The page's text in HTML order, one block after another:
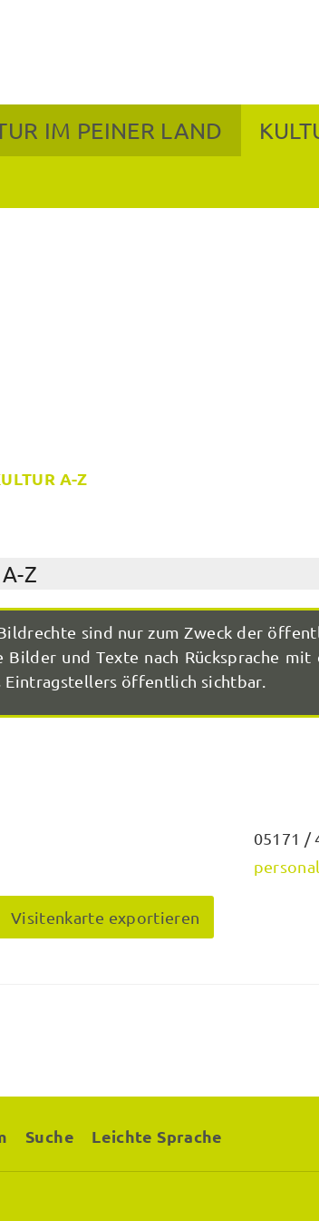
IM PEINER LAND
A-Z
Z
sind nur zum Zweck der
Bilder und Texte nach Rücksprache
öffentlich sichtbar.
05171 /
Visitenkarte exportieren
Suche Leichte Sprache